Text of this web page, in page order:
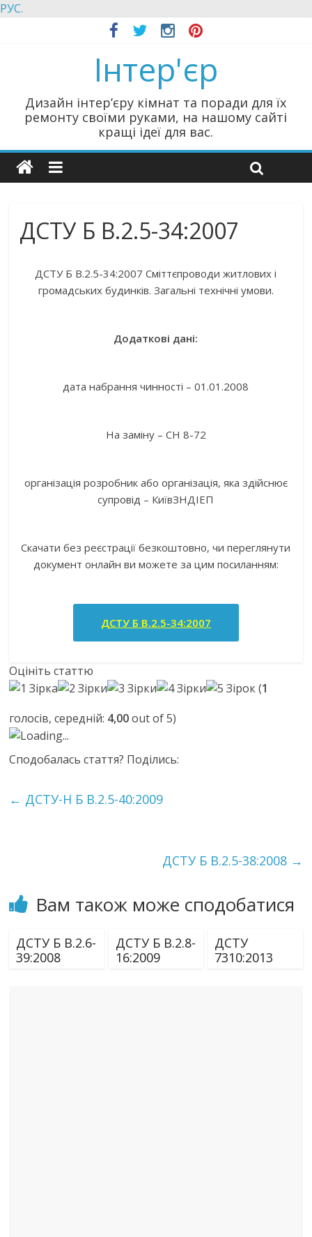
РУС.
Інтер'єр
Дизайн інтер’єру кімнат та поради для їх
ремонту своїми руками, на нашому сайті
кращі ідеї для вас.
ДСТУ Б В.2.5-34:2007
ДСТУ Б В.2.5-34:2007 Сміттєпроводи житлових і
громадських будинків. Загальні технічні умови.
Додаткові дані:
дата набрання чинності – 01.01.2008
На заміну – СН 8-72
організація розробник або організація, яка здійснює
супровід – КиївЗНДІЕП
Скачати без реєстрації безкоштовно, чи переглянути
документ онлайн ви можете за цим посиланням:
ДСТУ Б В.2.5-34:2007
Оцініть статтю
(1
голосів, середній: 4,00out of 5)
Loading...
Сподобалась стаття? Поділись:
← ДСТУ-Н Б В.2.5-40:2009
ДСТУ Б В.2.5-38:2008 →
Вам також може сподобатися
ДСТУ Б В.2.6-
39:2008
ДСТУ Б В.2.8-
16:2009
ДСТУ
7310:2013